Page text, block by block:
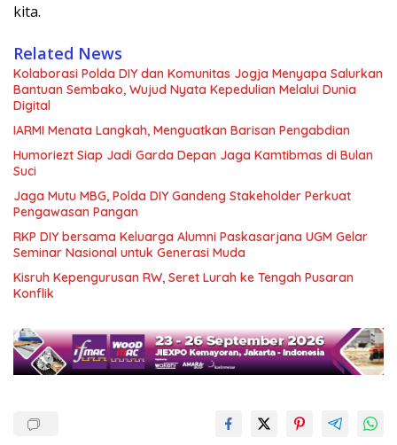
kita.
Related News
Kolaborasi Polda DIY dan Komunitas Jogja Menyapa Salurkan
Bantuan Sembako, Wujud Nyata Kepedulian Melalui Dunia
Digital
IARMI Menata Langkah, Menguatkan Barisan Pengabdian
Humoriezt Siap Jadi Garda Depan Jaga Kamtibmas di Bulan
Suci
Jaga Mutu MBG, Polda DIY Gandeng Stakeholder Perkuat
Pengawasan Pangan
RKP DIY bersama Keluarga Alumni Paskasarjana UGM Gelar
Seminar Nasional untuk Generasi Muda
Kisruh Kepengurusan RW, Seret Lurah ke Tengah Pusaran
Konflik